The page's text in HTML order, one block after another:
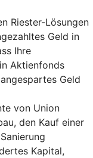
Riester-Lösungen
Geld in
Ihre
Aktienfonds
Geld
von Union
den Kauf einer
Kapital,